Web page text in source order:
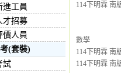
進工員
才招募
價人員
(套裝)
試
114下明霖 南
數學
114下明霖 南
114下明霖 南